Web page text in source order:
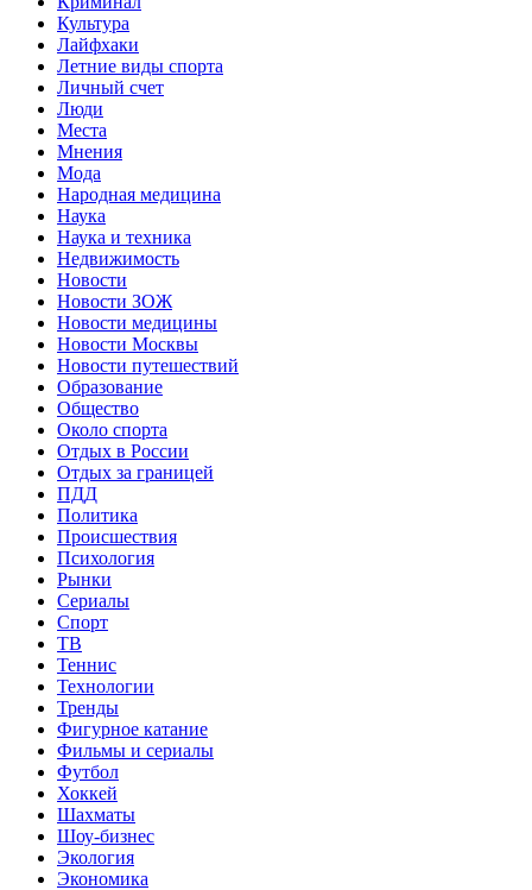
Культура
Лайфхаки
Летние виды спорта
Личный счет
Люди
Места
Мнения
Мода
Народная медицина
Наука
Наука и техника
Недвижимость
Новости
Новости ЗОЖ
Новости медицины
Новости Москвы
Новости путешествий
Образование
Общество
Около спорта
Отдых в России
Отдых за границей
ПДД
Политика
Происшествия
Психология
Рынки
Сериалы
Спорт
ТВ
Теннис
Технологии
Тренды
Фигурное катание
Фильмы и сериалы
Футбол
Хоккей
Шахматы
Шоу-бизнес
Экология
Экономика